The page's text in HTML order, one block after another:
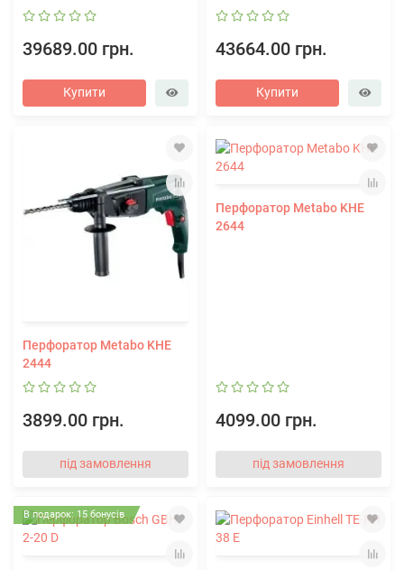
39689.00 грн.
Купити
43664.00 грн.
Купити
Перфоратор Metabo KHE
2444
3899.00 грн.
під замовлення
Перфоратор Metabo KHE
2644
4099.00 грн.
під замовлення
В подарок: 15 бонусів